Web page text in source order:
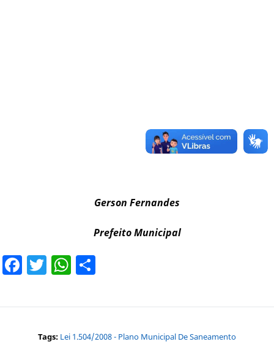
Gerson Fernandes
Prefeito Municipal
Facebook
TwitterWhatsApp
Tags: Lei 1.504/2008 - Plano Municipal De Saneamento